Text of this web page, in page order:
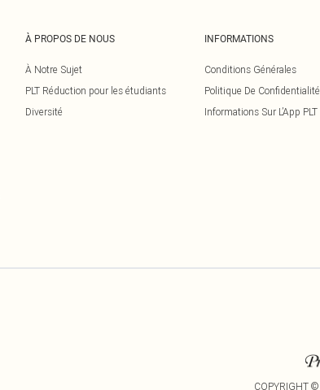
À PROPOS DE NOUS
À Notre Sujet
PLT Réduction pour les étudiants
Diversité
INFORMATIONS
Conditions Générales
Politique De Confidentialité
Informations Sur L’App PLT
COPYRIGHT ©